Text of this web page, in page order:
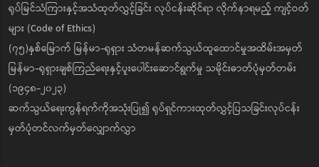
ရုပ်မြင်သံကြားနှင့်အသံထုတ်လွှင့်ခြင်း လုပ်ငန်းဆိုင်ရာ လိုက်နာရမည့် ကျင့်ဝတ်
များ (Code of Ethics)
(၇၅)နှစ်မြောက် မြန်မာ-ရုရှား သံတမန်ဆက်သွယ်ထူထောင်မှုအထိမ်းအမှတ်
မြန်မာ-ရုရှားချစ်ကြည်ရေးနှင့်ပူးပေါင်းဆောင်ရွက်မှု သမိုင်းဓာတ်ပုံမှတ်တမ်း
(၁၉၄၈-၂၀၂၃)
ဆက်သွယ်ရေးကွန်ရက်ကိုအသုံးပြု၍ ရုပ်ရှင်ကားထုတ်လွှင့်ပြသခြင်းလုပ်ငန်း
မှတ်ပုံတင်လက်မှတ်လျှောက်လွှာ